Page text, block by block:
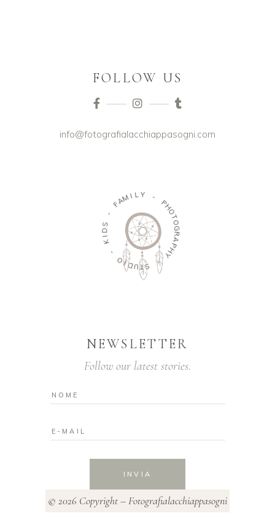
FOLLOW US
info@fotografialacchiappasogni.com
-
FAMI L Y
-
P
H
O
T
O
G
R
A
P
H
Y
-
S
T
U
D
I
O
-
K
I
D
S
NEWSLETTER
Follow our latest stories.
INVIA
© 2026 Copyright – Fotografialacchiappasogni